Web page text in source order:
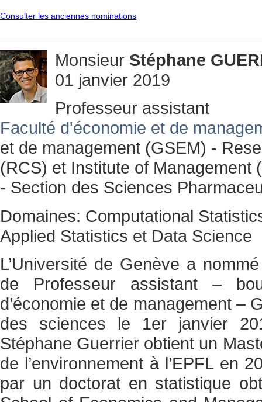
Consulter les anciennes nominations
Monsieur Stéphane
01 janvier 2019
Professeur assistant
Faculté d'économie et de
et de management (GSEM) -
(RCS) et Institute of Management
- Section des Sciences
Domaines: Computational
Applied Statistics et Data Science
L’Université de Genève a
de Professeur assistant –
d’économie et de management –
des sciences le 1er janvier
Stéphane Guerrier obtient un
de l’environnement à l’EPFL en
par un doctorat en statistique